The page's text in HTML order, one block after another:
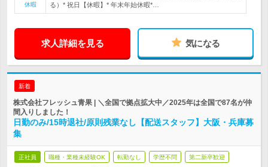
休暇
る）* 祝日【休暇】* 年末年始休暇*…
求人詳細を見る 気になる
新着
株式会社フレッシュ青果 | ＼全国で拠点拡大中／2025年は全国で87名が仲
間入りしました！
日勤のみ/15時退社/原則残業なし【配送スタッフ】大阪・兵庫募
集
正社員 職種・業種未経験OK 転勤なし 学歴不問 第二新卒歓迎